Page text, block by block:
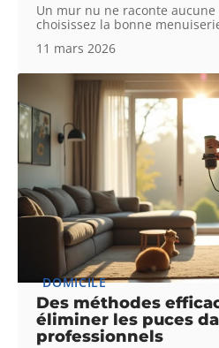
Un mur nu ne raconte
choisissez la bonne
11 mars 2026
DOMICILE
Des méthodes
éliminer les puces
professionnels